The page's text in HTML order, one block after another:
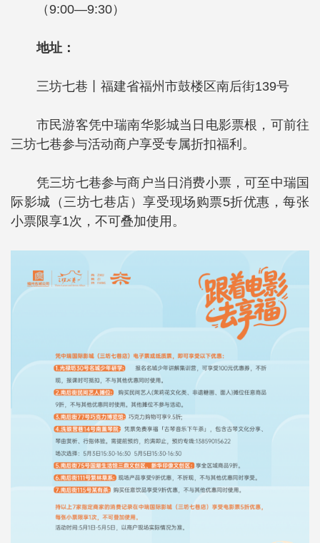
（9:00—9:30）
地址：
三坊七巷丨福建省福州市鼓楼区南后街139号
市民游客凭中瑞南华影城当日电影票根，可前往
三坊七巷参与活动商户享受专属折扣福利。
凭三坊七巷参与商户当日消费小票，可至中瑞国
际影城（三坊七巷店）享受现场购票5折优惠，每张
小票限享1次，不可叠加使用。